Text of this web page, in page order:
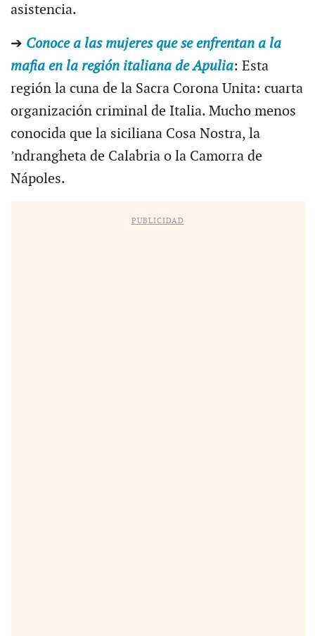
asistencia.
➔ Conoce a las mujeres que se enfrentan a la
mafia en la región italiana de Apulia: Esta
región la cuna de la Sacra Corona Unita: cuarta
organización criminal de Italia. Mucho menos
conocida que la siciliana Cosa Nostra, la
’ndrangheta de Calabria o la Camorra de
Nápoles.
PUBLICIDAD